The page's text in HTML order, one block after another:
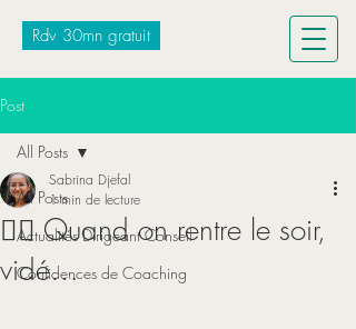
Rdv 30mn gratuit
Post
All Posts
Actualités Dirigeant Conseil
Confidences de Coaching
All Posts
😵‍💫 Quand on rentre le soir,
vidé…
Sabrina Djefal
1 min de lecture